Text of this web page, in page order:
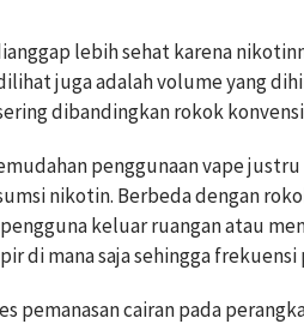
lebih sehat karena
juga adalah volume yang
dibandingkan rokok
penggunaan vape
nikotin. Berbeda dengan
keluar ruangan atau
di mana saja sehingga
pemanasan cairan pada